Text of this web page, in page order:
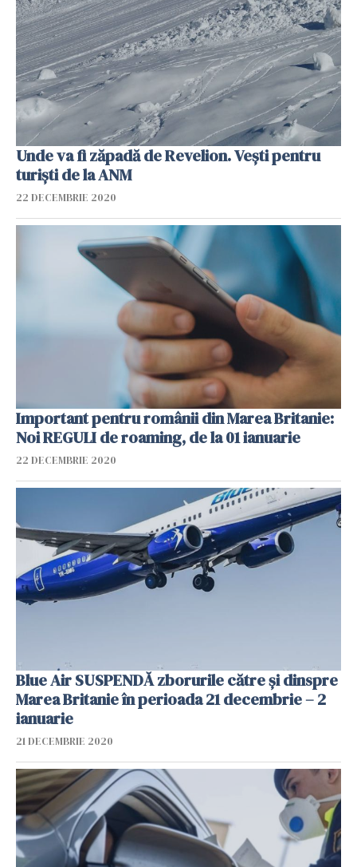
Unde va fi zăpadă de Revelion. Vești pentru
turiști de la ANM
22 DECEMBRIE 2020
Important pentru românii din Marea Britanie:
Noi REGULI de roaming, de la 01 ianuarie
22 DECEMBRIE 2020
Blue Air SUSPENDĂ zborurile către și dinspre
Marea Britanie în perioada 21 decembrie – 2
ianuarie
21 DECEMBRIE 2020